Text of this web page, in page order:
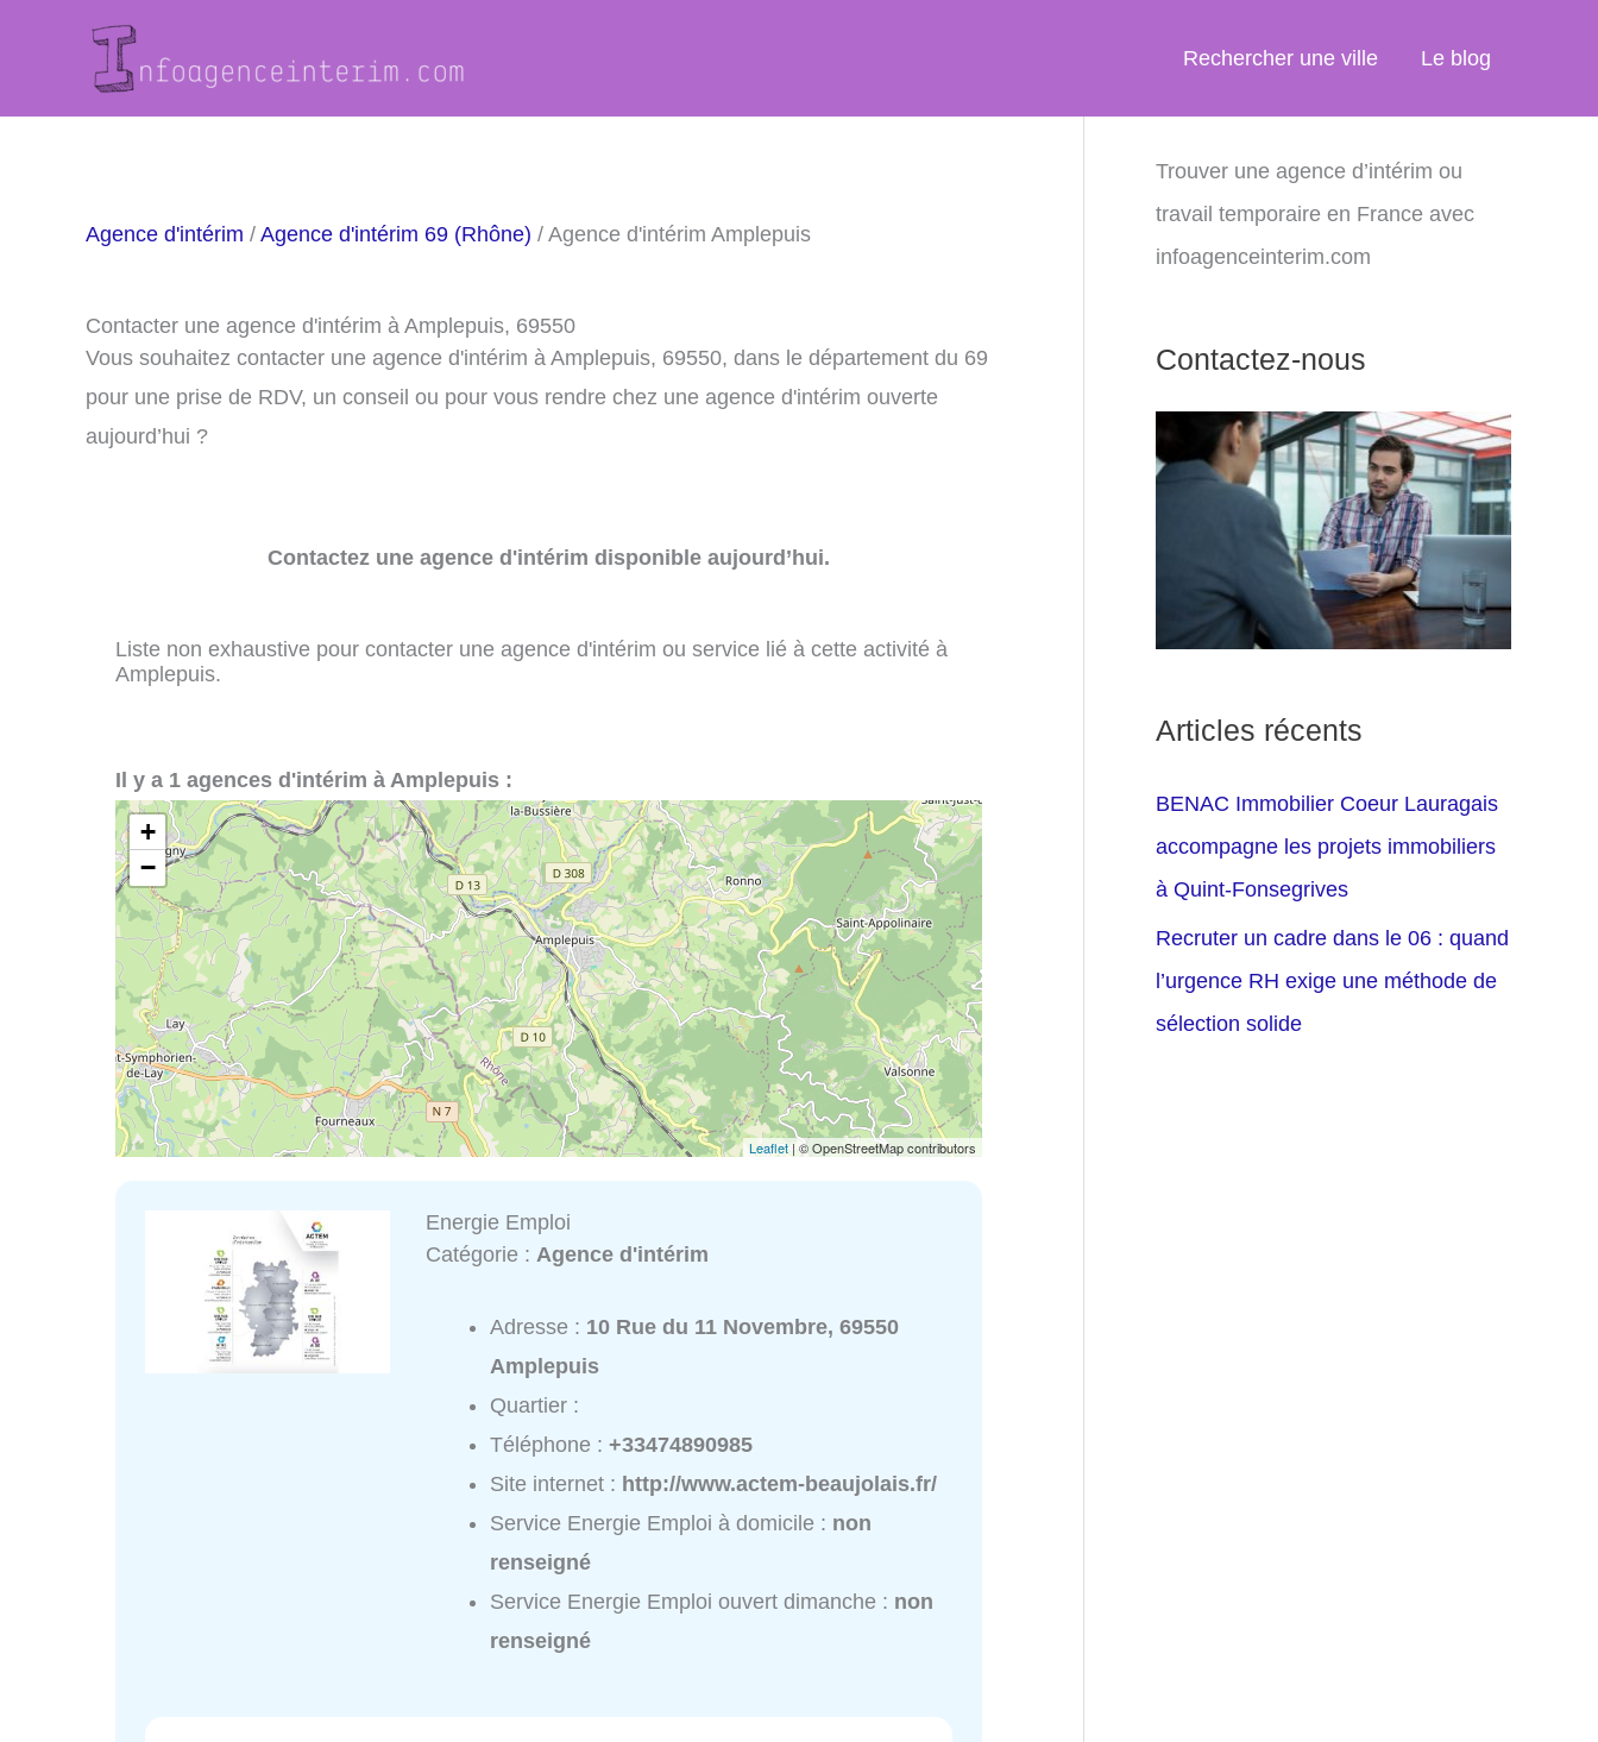
Rechercher une ville Le blog
Agence d'intérim / Agence d'intérim 69 (Rhône) / Agence d'intérim Amplepuis
Contacter une agence d'intérim à Amplepuis, 69550
Vous souhaitez contacter une agence d'intérim à Amplepuis, 69550, dans le département du 69
pour une prise de RDV, un conseil ou pour vous rendre chez une agence d'intérim ouverte
aujourd’hui ?
Contactez une agence d'intérim disponible aujourd’hui.
Liste non exhaustive pour contacter une agence d'intérim ou service lié à cette activité à
Amplepuis.
Il y a 1 agences d'intérim à Amplepuis :
+
−
Leaflet| © OpenStreetMap contributors
Energie Emploi
Catégorie : Agence d'intérim
Adresse : 10 Rue du 11 Novembre, 69550
Amplepuis
Quartier :
Téléphone :+33474890985
Site internet : http://www.actem-beaujolais.fr/
Service Energie Emploi à domicile : non
renseigné
Service Energie Emploi ouvert dimanche : non
renseigné
Trouver une agence d’intérim ou
travail temporaire en France avec
infoagenceinterim.com
Contactez-nous
Articles récents
BENAC Immobilier Coeur Lauragais
accompagne les projets immobiliers
à Quint-Fonsegrives
Recruter un cadre dans le 06 : quand
l’urgence RH exige une méthode de
sélection solide